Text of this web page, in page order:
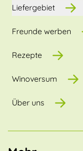
Liefergebiet
Freunde werben
Rezepte
Winoversum
Über uns